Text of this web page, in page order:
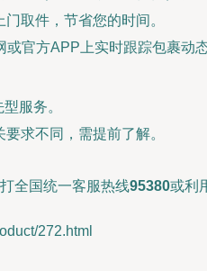
取件，节省您的时间。
官方APP上实时跟踪包裹动态
服务。
求不同，需提前了解。
全国统一客服热线95380或利
272.html